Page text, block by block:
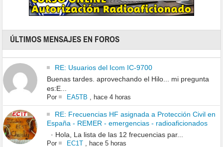
ÚLTIMOS MENSAJES EN FOROS
RE: Usuarios del Icom IC-9700
Buenas tardes. aprovechando el Hilo... mi pregunta
es:E...
Por EA5TB hace 4 horas
RE: Frecuencias HF asignada a Protección Civil en
España - REMER - emergencias - radioaficionados
· Hola, La lista de las 12 frecuencias par...
Por EC1T, hace 5 horas